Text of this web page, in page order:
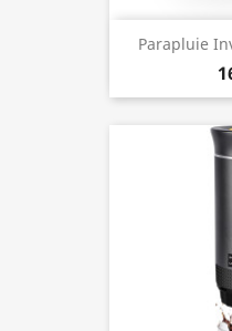
Parapluie